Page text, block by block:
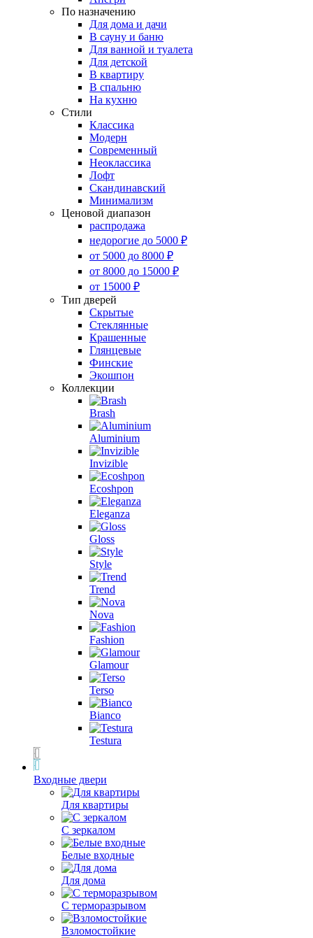
По назначению
Для дома и дачи
В сауну и баню
Для ванной и туалета
Для детской
В квартиру
В спальню
На кухню
Стили
Классика
Модерн
Современный
Неоклассика
Лофт
Скандинавский
Минимализм
Ценовой диапазон
распродажа
недорогие до 5000 ₽
от 5000 до 8000 ₽
от 8000 до 15000 ₽
от 15000 ₽
Тип дверей
Скрытые
Стеклянные
Крашенные
Глянцевые
Финские
Экошпон
Коллекции
Brash
Aluminium
Invizible
Ecoshpon
Eleganza
Gloss
Style
Trend
Nova
Fashion
Glamour
Terso
Bianco
Testura
Входные двери
Для квартиры
С зеркалом
Белые входные
Для дома
С терморазрывом
Взломостойкие